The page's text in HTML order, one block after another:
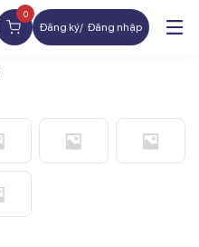
0
Đăng ký Đăng nhập